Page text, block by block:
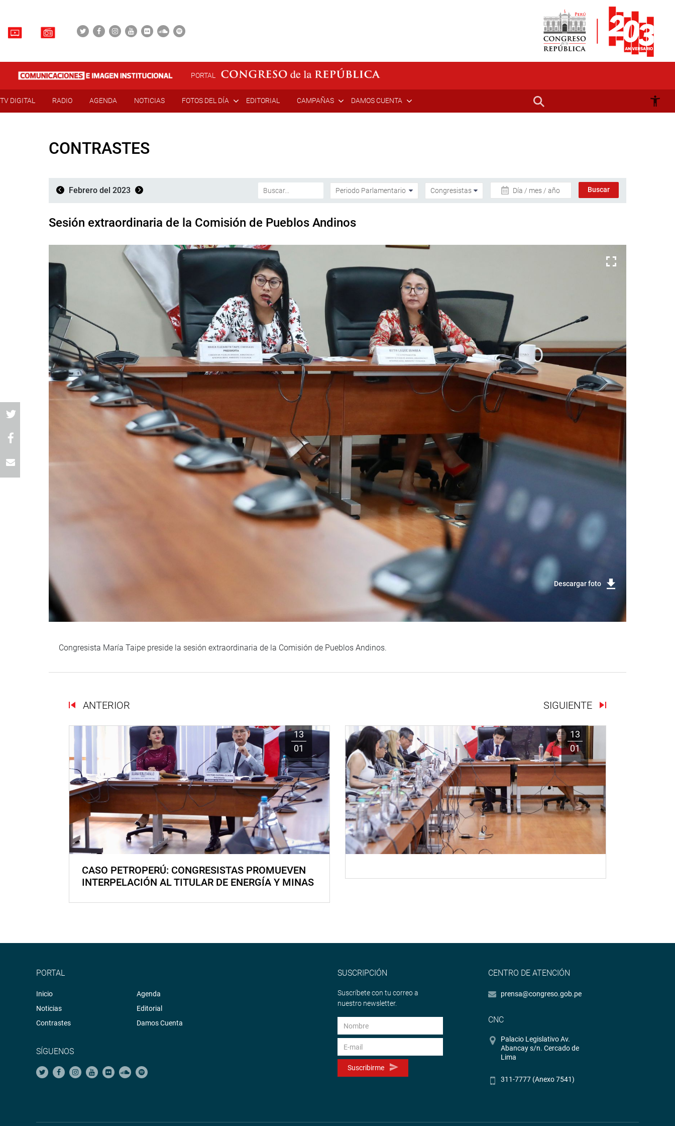
PORTAL
TV DIGITAL RADIO AGENDA NOTICIAS FOTOS DEL DÍA EDITORIAL CAMPAÑAS DAMOS CUENTA
CONTRASTES
Febrero del 2023 Día / mes / año
Sesión extraordinaria de la Comisión de Pueblos Andinos
Descargar foto
Congresista María Taipe preside la sesión extraordinaria de la Comisión de Pueblos Andinos.
ANTERIOR SIGUIENTE
13
01
CASO PETROPERÚ: CONGRESISTAS PROMUEVEN
INTERPELACIÓN AL TITULAR DE ENERGÍA Y MINAS
13
01
PORTAL
Inicio
Noticias
Contrastes
Agenda
Editorial
Damos Cuenta
SÍGUENOS
SUSCRIPCIÓN
Suscríbete con tu correo a
nuestro newsletter.
Suscribirme
CENTRO DE ATENCIÓN
prensa@congreso.gob.pe
CNC
Palacio Legislativo Av.
Abancay s/n. Cercado de
Lima
311-7777 (Anexo 7541)